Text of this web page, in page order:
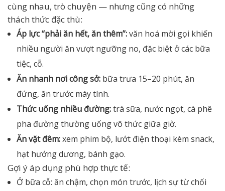
cùng nhau, trò chuyện — nhưng cũng có những
thách thức đặc thù:
Áp lực “phải ăn hết, ăn thêm”:văn hoá mời gọi khiến
nhiều người ăn vượt ngưỡng no, đặc biệt ở các bữa
tiệc, cỗ.
Ăn nhanh nơi công sở: bữa trưa 15–20 phút, ăn
đứng, ăn trước máy tính.
Thức uống nhiều đường:trà sữa, nước ngọt, cà phê
pha đường thường uống vô thức giữa giờ.
Ăn vặt đêm:xem phim bộ, lướt điện thoại kèm snack,
hạt hướng dương, bánh gạo.
Gợi ý áp dụng phù hợp thực tế:
Ở bữa cỗ: ăn chậm, chọn món trước, lịch sự từ chối